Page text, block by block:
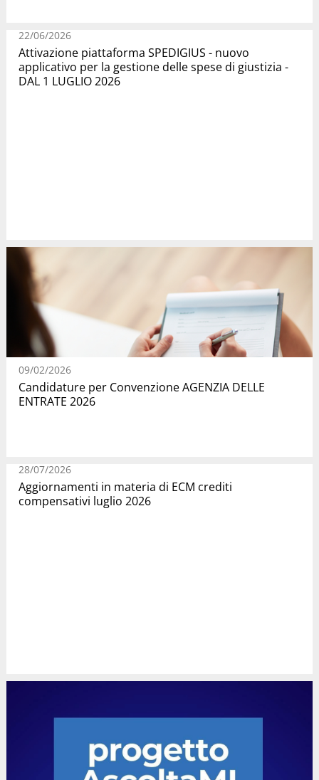
22/06/2026
Attivazione piattaforma SPEDIGIUS - nuovo
applicativo per la gestione delle spese di giustizia -
DAL 1 LUGLIO 2026
09/02/2026
Candidature per Convenzione AGENZIA DELLE
ENTRATE 2026
28/07/2026
Aggiornamenti in materia di ECM crediti
compensativi luglio 2026